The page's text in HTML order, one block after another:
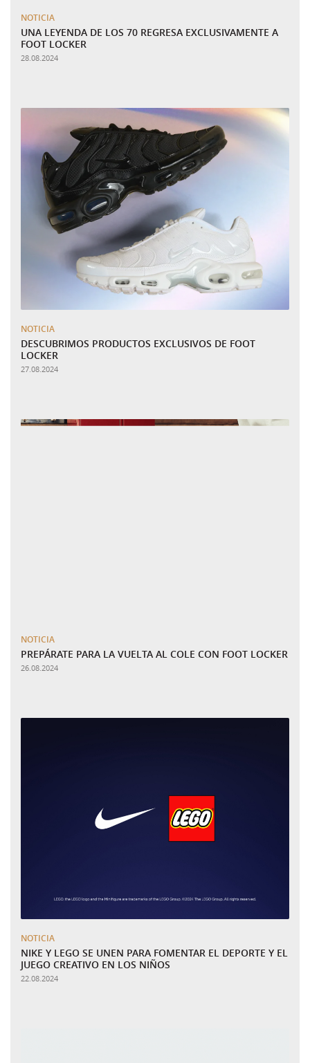
NOTICIA
UNA LEYENDA DE LOS 70 REGRESA EXCLUSIVAMENTE A
FOOT LOCKER
28.08.2024
NOTICIA
DESCUBRIMOS PRODUCTOS EXCLUSIVOS DE FOOT
LOCKER
27.08.2024
NOTICIA
PREPÁRATE PARA LA VUELTA AL COLE CON FOOT LOCKER
26.08.2024
NOTICIA
NIKE Y LEGO SE UNEN PARA FOMENTAR EL DEPORTE Y EL
JUEGO CREATIVO EN LOS NIÑOS
22.08.2024